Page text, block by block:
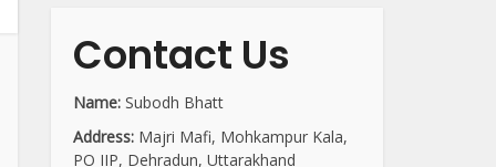
Contact Us
Name: Subodh Bhatt
Address: Majri Mafi, Mohkampur Kala,
PO IIP, Dehradun, Uttarakhand